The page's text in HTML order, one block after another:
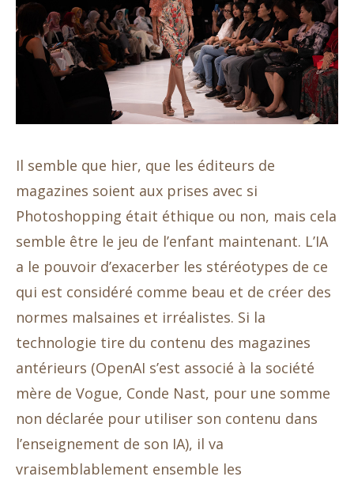
Il semble que hier, que les éditeurs de
magazines soient aux prises avec si
Photoshopping était éthique ou non, mais cela
semble être le jeu de l’enfant maintenant. L’IA
a le pouvoir d’exacerber les stéréotypes de ce
qui est considéré comme beau et de créer des
normes malsaines et irréalistes. Si la
technologie tire du contenu des magazines
antérieurs (OpenAI s’est associé à la société
mère de Vogue, Conde Nast, pour une somme
non déclarée pour utiliser son contenu dans
l’enseignement de son IA), il va
vraisemblablement ensemble les